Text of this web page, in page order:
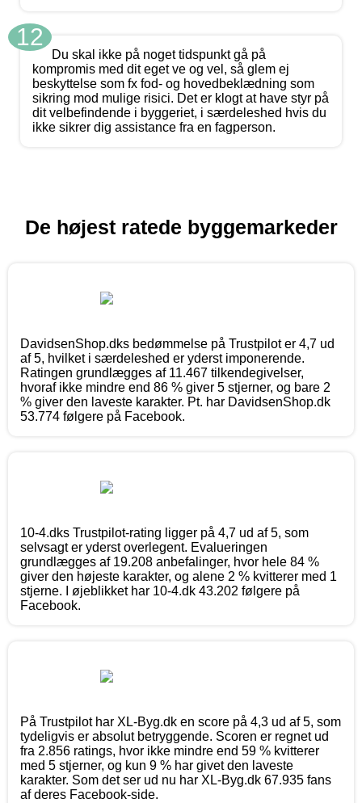
12
Du skal ikke på noget tidspunkt gå på
kompromis med dit eget ve og vel, så glem ej
beskyttelse som fx fod- og hovedbeklædning som
sikring mod mulige risici. Det er klogt at have styr på
dit velbefindende i byggeriet, i særdeleshed hvis du
ikke sikrer dig assistance fra en fagperson.
De højest ratede byggemarkeder
DavidsenShop.dks bedømmelse på Trustpilot er 4,7 ud
af 5, hvilket i særdeleshed er yderst imponerende.
Ratingen grundlægges af 11.467 tilkendegivelser,
hvoraf ikke mindre end 86 % giver 5 stjerner, og bare 2
% giver den laveste karakter. Pt. har DavidsenShop.dk
53.774 følgere på Facebook.
10-4.dks Trustpilot-rating ligger på 4,7 ud af 5, som
selvsagt er yderst overlegent. Evalueringen
grundlægges af 19.208 anbefalinger, hvor hele 84 %
giver den højeste karakter, og alene 2 % kvitterer med 1
stjerne. I øjeblikket har 10-4.dk 43.202 følgere på
Facebook.
På Trustpilot har XL-Byg.dk en score på 4,3 ud af 5, som
tydeligvis er absolut betryggende. Scoren er regnet ud
fra 2.856 ratings, hvor ikke mindre end 59 % kvitterer
med 5 stjerner, og kun 9 % har givet den laveste
karakter. Som det ser ud nu har XL-Byg.dk 67.935 fans
af deres Facebook-side.